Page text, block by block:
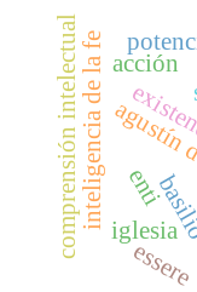
inteligencia de la fe
comprensión intelectual iglesia
acción
essere
enti